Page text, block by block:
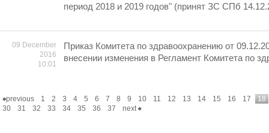
период 2018 и 2019 годов" (принят ЗС СПб
09 December
2016
10:01
Приказ Комитета по здравоохранению от
внесении изменения в Регламент Комитета по
previous 1 2 3 4 5 6 7 8 9 10 11 12 13 14 15 16 17
18
30
31 32 33 34 35 36 37 next